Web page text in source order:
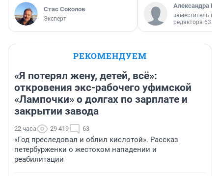
Стас Соколов
Эксперт
Александра
заместитель
редактора 63.RU
РЕКОМЕНДУЕМ
«Я потерял жену, детей, всё»:
откровения экс-рабочего уфимской
«Лампочки» о долгах по зарплате и
закрытии завода
22 часа 29 419 63
«Год преследовал и облил кислотой». Рассказ
петербурженки о жестоком нападении и
реабилитации